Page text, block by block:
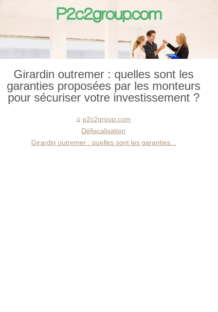
Girardin outremer : quelles sont les
garanties proposées par les monteurs
pour sécuriser votre investissement ?
p2c2group.com
Défiscalisation
Girardin outremer : quelles sont les garanties...